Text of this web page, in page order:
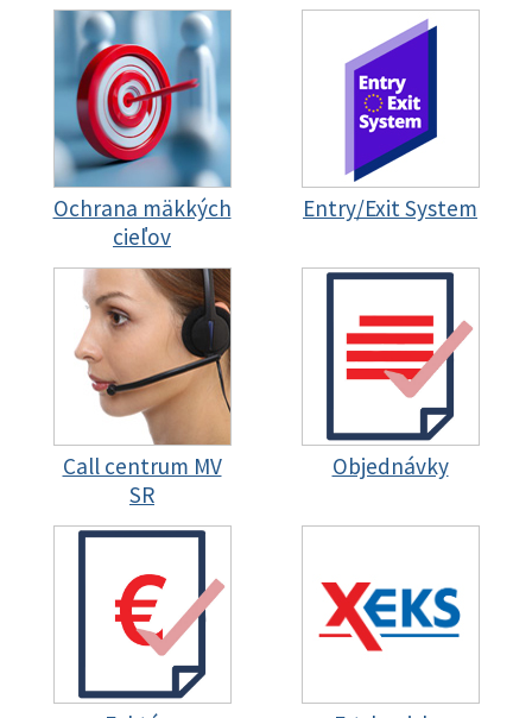
Ochrana mäkkých
cieľov
Entry/Exit System
Call centrum MV
SR
Objednávky